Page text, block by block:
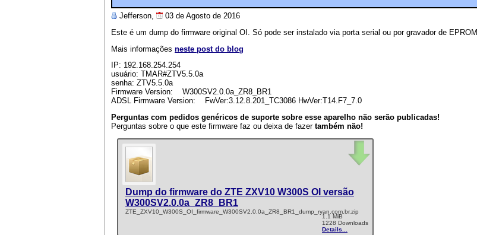
Jefferson,
03 de Agosto de 2016
Este é um dump do firmware original OI. Só pode ser instalado via porta serial ou por gravador de EPROM
Mais informações neste post do blog
IP: 192.168.254.254
usuário: TMAR#ZTV5.5.0a
senha: ZTV5.5.0a
Firmware Version: W300SV2.0.0a_ZR8_BR1
ADSL Firmware Version: FwVer:3.12.8.201_TC3086 HwVer:T14.F7_7.0
Perguntas com pedidos genéricos de suporte sobre esse aparelho não serão publicadas!
Perguntas sobre o que este firmware faz ou deixa de fazer também não!
Dump do firmware do ZTE ZXV10 W300S OI versão
W300SV2.0.0a_ZR8_BR1
ZTE_ZXV10_W300S_OI_firmware_W300SV2.0.0a_ZR8_BR1_dump_ryan.com.br.zip
1.1 MiB
1228 Downloads
Details...